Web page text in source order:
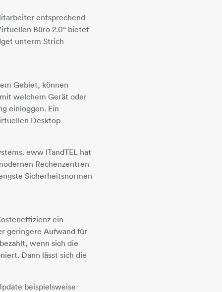
entsprechend
Büro 2.0“ bietet
unterm Strich
Gebiet, können
welchem Gerät oder
einloggen. Ein
Desktop
eww ITandTEL hat
Rechenzentren
Sicherheitsnormen
ein
geringere Aufwand für
wenn sich die
Dann lässt sich die
beispielsweise